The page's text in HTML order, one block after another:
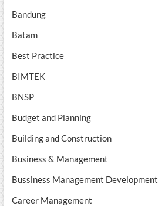
Bandung
Batam
Best Practice
BIMTEK
BNSP
Budget and Planning
Building and Construction
Business & Management
Bussiness Management Development
Career Management